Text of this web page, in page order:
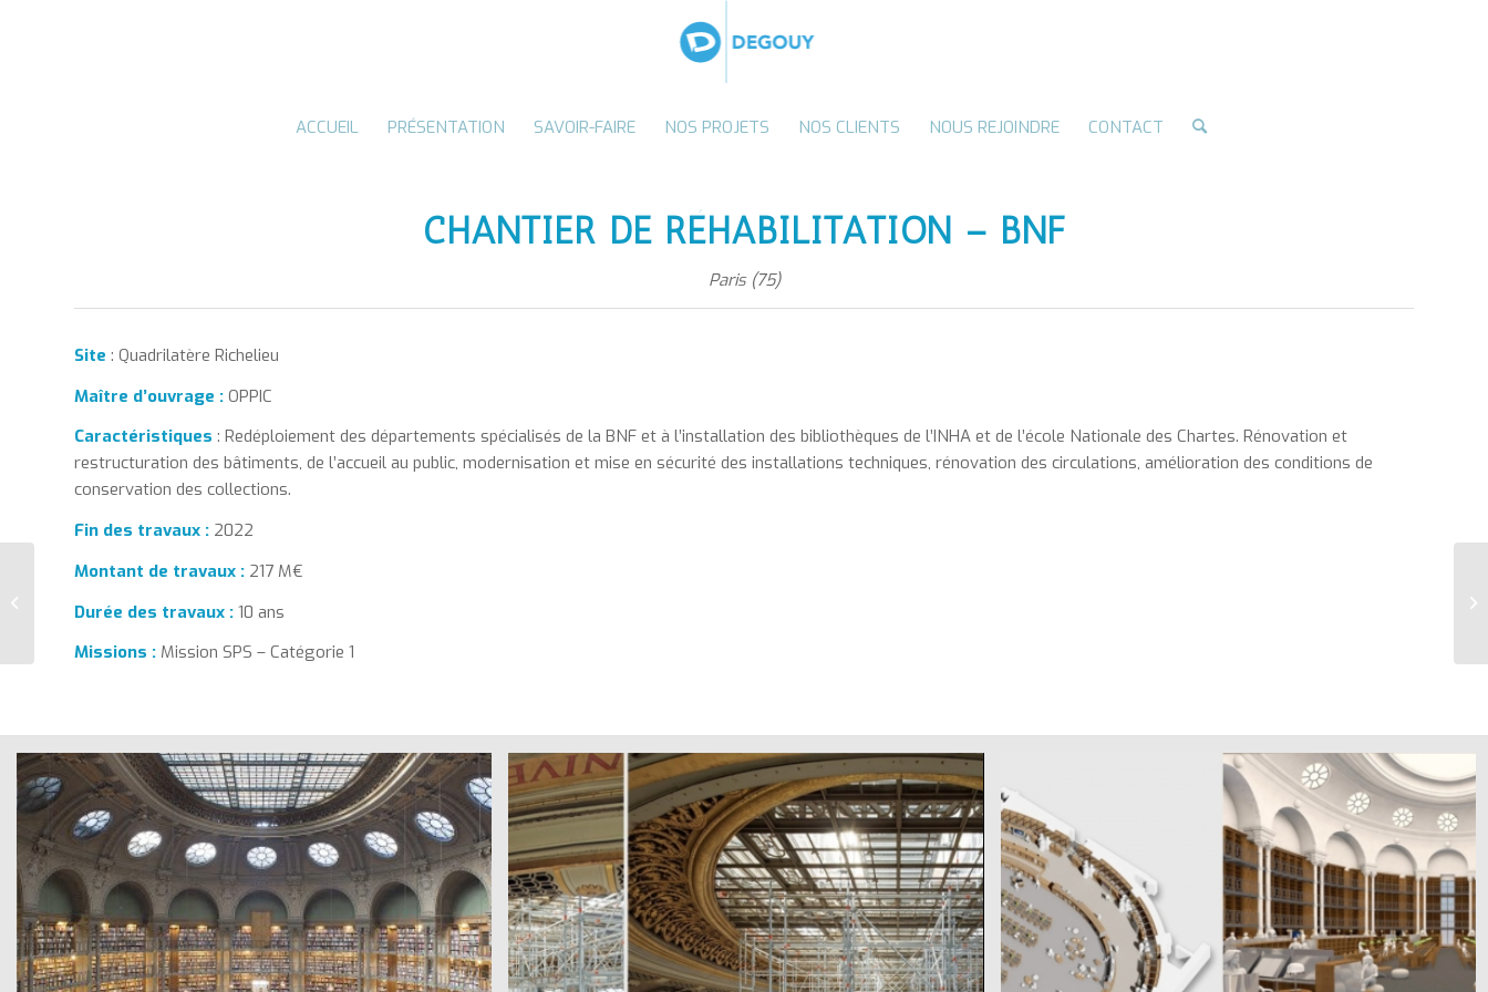
ACCUEIL PRÉSENTATION SAVOIR-FAIRE NOS PROJETS NOS CLIENTS NOUS REJOINDRE CONTACT
CHANTIER DE RÉHABILITATION – BNF
Paris (75)
Site : Quadrilatère Richelieu
Maître d’ouvrage : OPPIC
Caractéristiques : Redéploiement des départements spécialisés de la BNF et à l’installation des bibliothèques de l’INHA et de l’école Nationale des Chartes. Rénovation et
restructuration des bâtiments, de l’accueil au public, modernisation et mise en sécurité des installations techniques, rénovation des circulations, amélioration des conditions de
conservation des collections.
Fin des travaux : 2022
Montant de travaux : 217 M€
Durée des travaux : 10 ans
Missions : Mission SPS – Catégorie 1
Chantier de
construction